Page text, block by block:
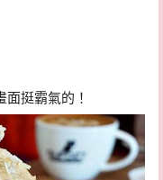
挺霸氣的！